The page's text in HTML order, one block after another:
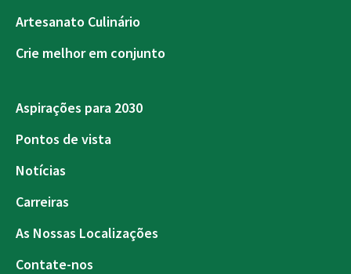
Artesanato Culinário
Crie melhor em conjunto
Aspirações para 2030
Pontos de vista
Notícias
Carreiras
As Nossas Localizações
Contate-nos